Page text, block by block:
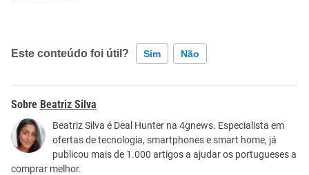
Este conteúdo foi útil? Sim Não
Este conteúdo contém informação incorreta
Este conteúdo não tem a informação que procuro
Outro
Beatriz Silva
Beatriz Silva é Deal Hunter na 4gnews. Especialista em
ofertas de tecnologia, smartphones e smart home, já
publicou mais de 1.000 artigos a ajudar os portugueses a
comprar melhor.